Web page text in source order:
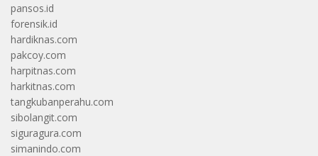
pansos.id
forensik.id
hardiknas.com
pakcoy.com
harpitnas.com
harkitnas.com
tangkubanperahu.com
sibolangit.com
siguragura.com
simanindo.com